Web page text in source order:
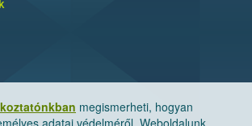
megismerheti, hogyan
adatai védelméről. Weboldalunk